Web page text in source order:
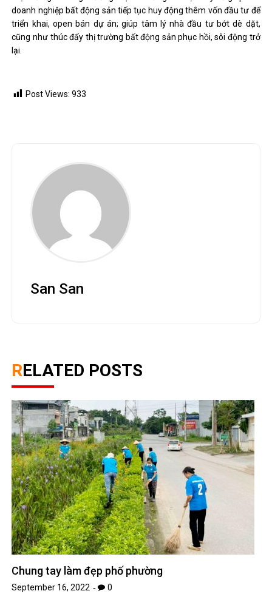
doanh nghiệp bất động sản tiếp tục huy động thêm vốn đầu tư để
triển khai, open bán dự án; giúp tâm lý nhà đầu tư bớt dè dặt,
cũng như thúc đẩy thị trường bất động sản phục hồi, sôi động trở
lại.
Post Views: 933
San San
RELATED POSTS
Chung tay làm đẹp phố phường
September 16, 2022 0